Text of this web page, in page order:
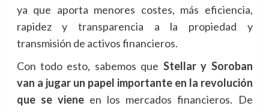
ya que aporta menores costes, más eficiencia,
rapidez y transparencia a la propiedad y
transmisión de activos financieros.
Con todo esto, sabemos que Stellar y Soroban
van a jugar un papel importante en la revolución
que se vieneen los mercados financieros. De